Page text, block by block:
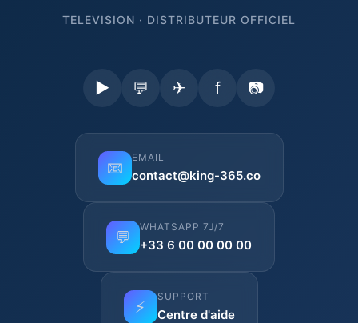
TELEVISION · DISTRIBUTEUR OFFICIEL
▶ 💬 ✈ f 📷
📧
EMAIL
contact@king-365.co
💬
WHATSAPP 7J/7
+33 6 00 00 00 00
⚡
SUPPORT
Centre d'aide